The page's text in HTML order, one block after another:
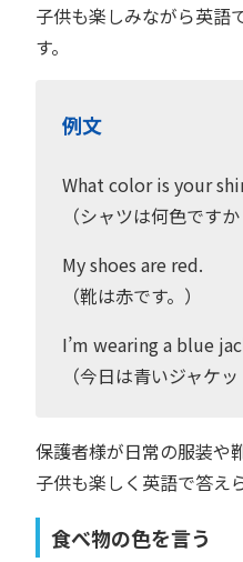
子供も楽しみながら英語
す。
例文
What color is your
（シャツは何色ですか
My shoes are red.
（靴は赤です。）
I’m wearing a blue
（今日は青いジャケ
保護者様が日常の服装や
子供も楽しく英語で答え
食べ物の色を言う